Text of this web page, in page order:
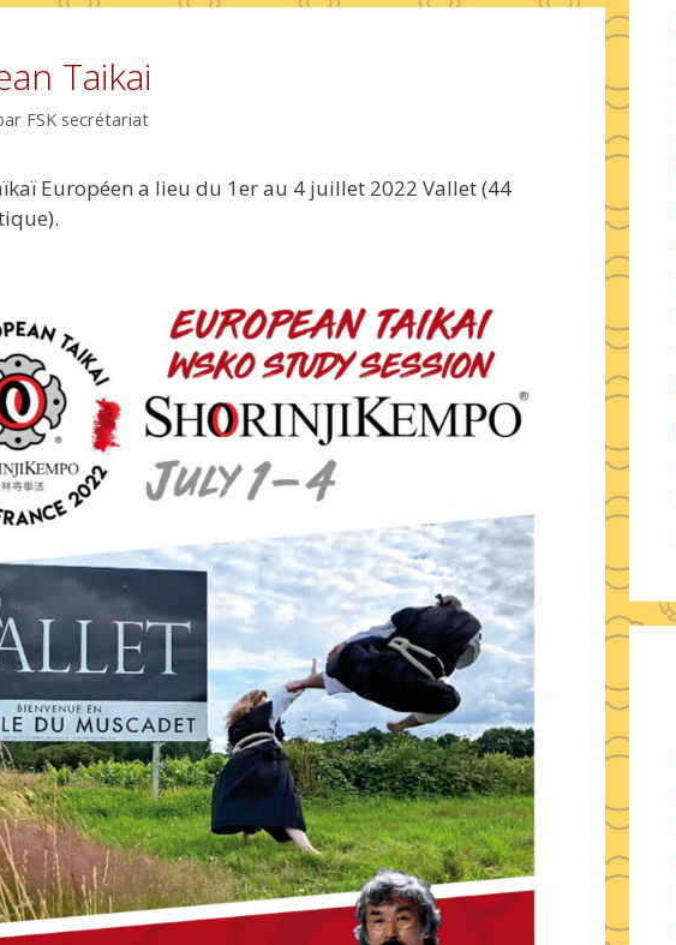
Taikai
FSK secrétariat
Européen a lieu du 1er au 4 juillet 2022 Vallet (44